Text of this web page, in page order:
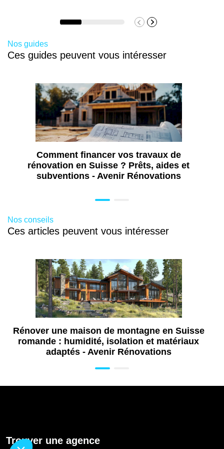
Nos guides
Ces guides peuvent vous intéresser
Comment financer vos travaux de
rénovation en Suisse ? Prêts, aides et
subventions - Avenir Rénovations
Nos conseils
Ces articles peuvent vous intéresser
Rénover une maison de montagne en Suisse
romande : humidité, isolation et matériaux
adaptés - Avenir Rénovations
Trouver une agence